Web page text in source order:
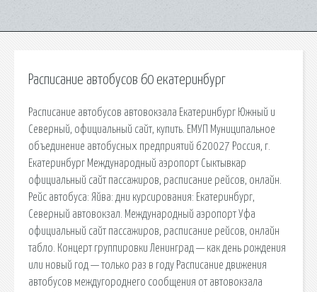
Расписание автобусов 60 екатеринбург
Расписание автобусов автовокзала Екатеринбург Южный и
Северный, официальный сайт, купить. ЕМУП Муниципальное
объединение автобусных предприятий 620027 Россия, г.
Екатеринбург Международный аэропорт Сыктывкар
официальный сайт пассажиров, расписание рейсов, онлайн.
Рейс автобуса: Яйва: дни курсирования: Екатеринбург,
Северный автовокзал. Международный аэропорт Уфа
официальный сайт пассажиров, расписание рейсов, онлайн
табло. Концерт группировки Ленинград — как день рождения
или новый год — только раз в году Расписание движения
автобусов междугороднего сообщения от автовокзала